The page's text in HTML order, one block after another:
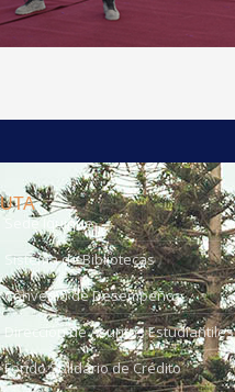
Sede Iquique
Sistema de Bibliotecas
Convenio de Desempeño
Dirección de Asuntos Estudiantiles
Fondo Solidario de Crédito